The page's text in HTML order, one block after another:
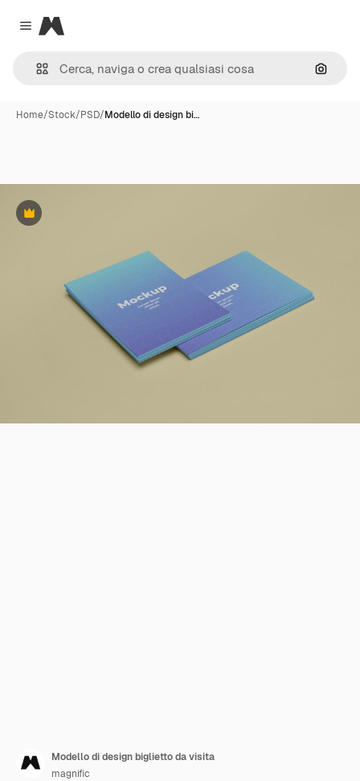
Close menu
Magnific
Cerca
Home/Stock/PSD/Modello di design bi…
Premium
Modello di design biglietto da visita
magnific